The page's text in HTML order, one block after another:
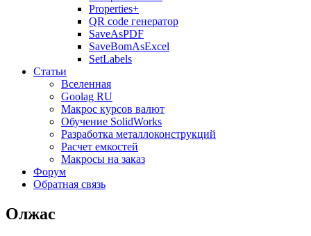
Properties+
QR code генератор
SaveAsPDF
SaveBomAsExcel
SetLabels
Статьи
Вселенная
Goolag RU
Макрос курсов валют
Обучение SolidWorks
Разработка металлоконструкций
Расчет емкостей
Макросы на заказ
Форум
Обратная связь
Олжас